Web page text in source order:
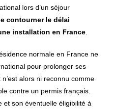
lors d’un séjour
contourner le délai
installation en France
normale en France ne
pour prolonger ses
alors ni reconnu comme
contre un permis français.
et son éventuelle éligibilité à